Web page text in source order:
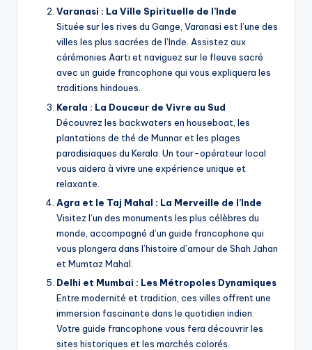
Varanasi : La Ville Spirituelle de l’Inde
Située sur les rives du Gange, Varanasi est l’une des
villes les plus sacrées de l’Inde. Assistez aux
cérémonies Aarti et naviguez sur le fleuve sacré
avec un guide francophone qui vous expliquera les
traditions hindoues.
Kerala : La Douceur de Vivre au Sud
Découvrez les backwaters en houseboat, les
plantations de thé de Munnar et les plages
paradisiaques du Kerala. Un tour-opérateur local
vous aidera à vivre une expérience unique et
relaxante.
Agra et le Taj Mahal : La Merveille de l’Inde
Visitez l’un des monuments les plus célèbres du
monde, accompagné d’un guide francophone qui
vous plongera dans l’histoire d’amour de Shah Jahan
et Mumtaz Mahal.
Delhi et Mumbai : Les Métropoles Dynamiques
Entre modernité et tradition, ces villes offrent une
immersion fascinante dans le quotidien indien.
Votre guide francophone vous fera découvrir les
sites historiques et les marchés colorés.